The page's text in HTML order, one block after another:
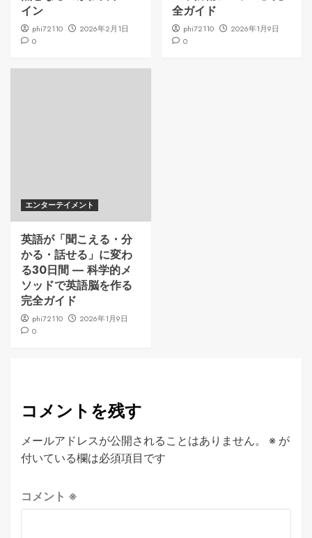
イン
phi72110
2026年2月1日
0
全ガイド
phi72110
2026年1月9日
0
エンターテイメント
英語が「聞こえる・分
かる・話せる」に変わ
る30日間 ― 科学的メ
ソッドで英語脳を作る
完全ガイド
phi72110
2026年1月9日
0
コメントを残す
メールアドレスが公開されることはありません。 ※ が
付いている欄は必須項目です
コメント ※